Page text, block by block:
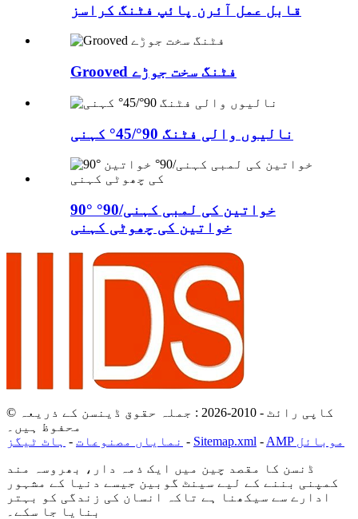
قابل عمل آئرن پائپ فٹنگ کراسز
Grooved فٹنگ سخت جوڑے
نالیوں والی فٹنگ 90°/45° کہنی
90° خواتین کی لمبی کہنی/90°
خواتین کی چھوٹی کہنی
© کاپی رائٹ - 2010-2026 : جملہ حقوق ڈینسن کے ذریعہ
محفوظ ہیں۔
نمایاں مصنوعات - ہاٹ ٹیگز - Sitemap.xml -
AMP موبائل
ڈنسن کا مقصد چین میں ایک ذمہ دار، بھروسہ مند
کمپنی بننے کے لیے سینٹ گوبین جیسے دنیا کے مشہور
ادارے سے سیکھنا ہے تاکہ انسان کی زندگی کو بہتر
بنایا جا سکے۔